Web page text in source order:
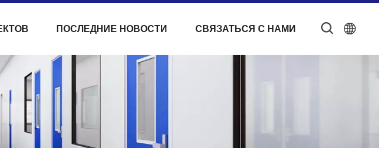
ПОСЛЕДНИЕ НОВОСТИ СВЯЗАТЬСЯ С НАМИ